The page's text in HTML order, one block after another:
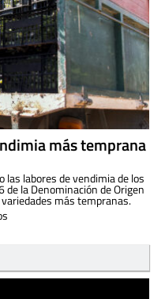
más temprana
las labores de vendimia de los
la Denominación de Origen
más tempranas.